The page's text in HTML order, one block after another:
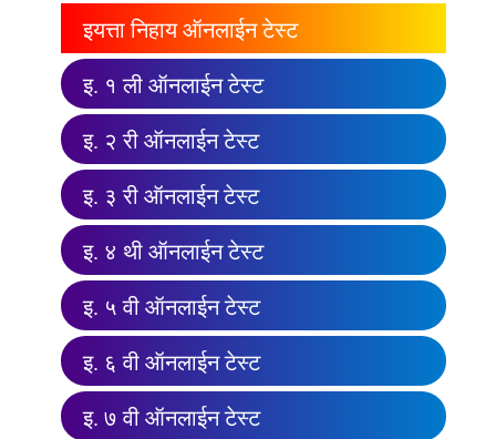
इयत्ता निहाय ऑनलाईन टेस्ट
इ. १ ली ऑनलाईन टेस्ट
इ. २ री ऑनलाईन टेस्ट
इ. ३ री ऑनलाईन टेस्ट
इ. ४ थी ऑनलाईन टेस्ट
इ. ५ वी ऑनलाईन टेस्ट
इ. ६ वी ऑनलाईन टेस्ट
इ. ७ वी ऑनलाईन टेस्ट